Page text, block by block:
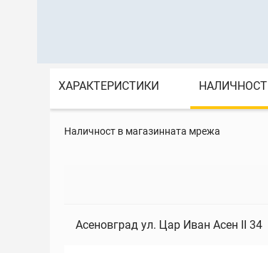
ХАРАКТЕРИСТИКИ НАЛИЧНОСТ
Наличност в магазинната мрежа
Асеновград ул. Цар Иван Асен II 34